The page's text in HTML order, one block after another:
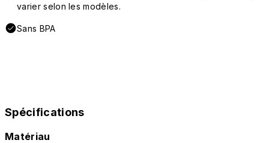
varier selon les modèles.
Sans BPA
Spécifications
Matériau